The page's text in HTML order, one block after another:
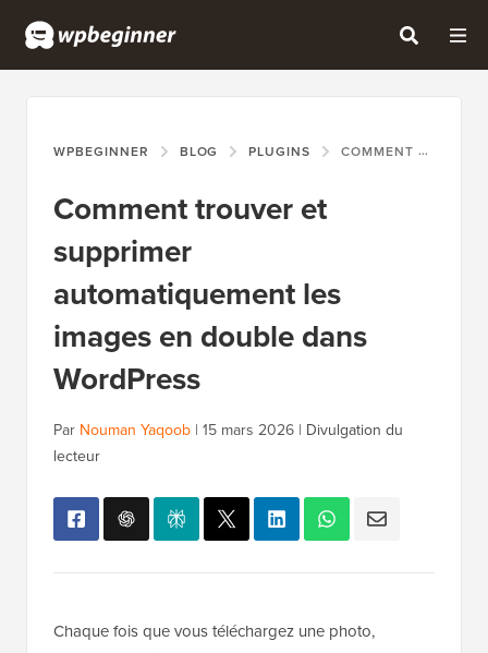
WPBEGINNER BLOG PLUGINS COMMENT TROUVER ET SUPPRIMER AUTOMATIQUEMENT LES IMAGES EN DOUBLE DANS WORDPRESS
Comment trouver et
supprimer
automatiquement les
images en double dans
WordPress
Par Nouman Yaqoob | 15 mars 2026 | Divulgation du
lecteur
Chaque fois que vous téléchargez une photo,